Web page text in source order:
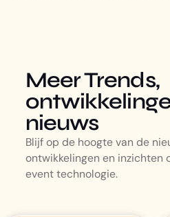
Meer Trends,
nieuws
Blijf op de hoogte van de
ontwikkelingen en inzichten
event technologie.